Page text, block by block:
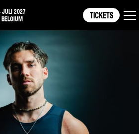
JULI 2027
BELGIUM
TICKETS